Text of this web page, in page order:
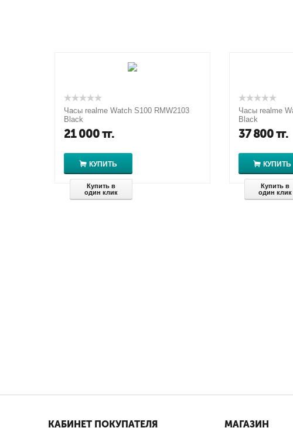
Часы realme Watch S100 RMW2103
Black
21 000тг.
КУПИТЬ
Купить в
один клик
Часы realme
Black
37 800тг.
КУПИТЬ
Купить в
один клик
КАБИНЕТ ПОКУПАТЕЛЯ МАГАЗИН